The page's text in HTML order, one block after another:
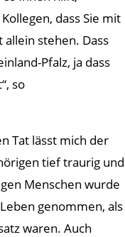
dass Sie mit
stehen. Dass
Pfalz, ja dass
so
Tat lässt mich der
tief traurig und
Menschen wurde
genommen, als
waren. Auch